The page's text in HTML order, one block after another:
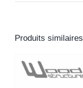
Produits similaires